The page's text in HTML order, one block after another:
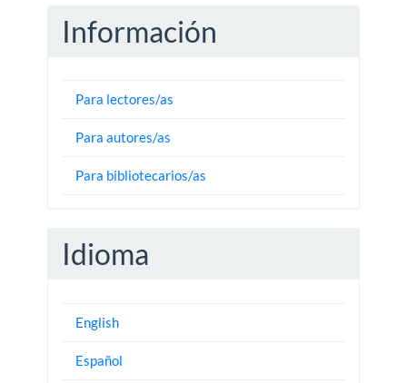
Información
Para lectores/as
Para autores/as
Para bibliotecarios/as
Idioma
English
Español